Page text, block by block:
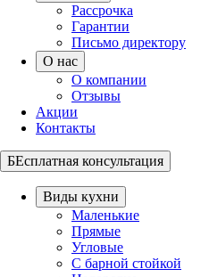
Рассрочка
Гарантии
Письмо директору
О нас
О компании
Отзывы
Акции
Контакты
БЕсплатная консультация
Виды кухни
Маленькие
Прямые
Угловые
С барной стойкой